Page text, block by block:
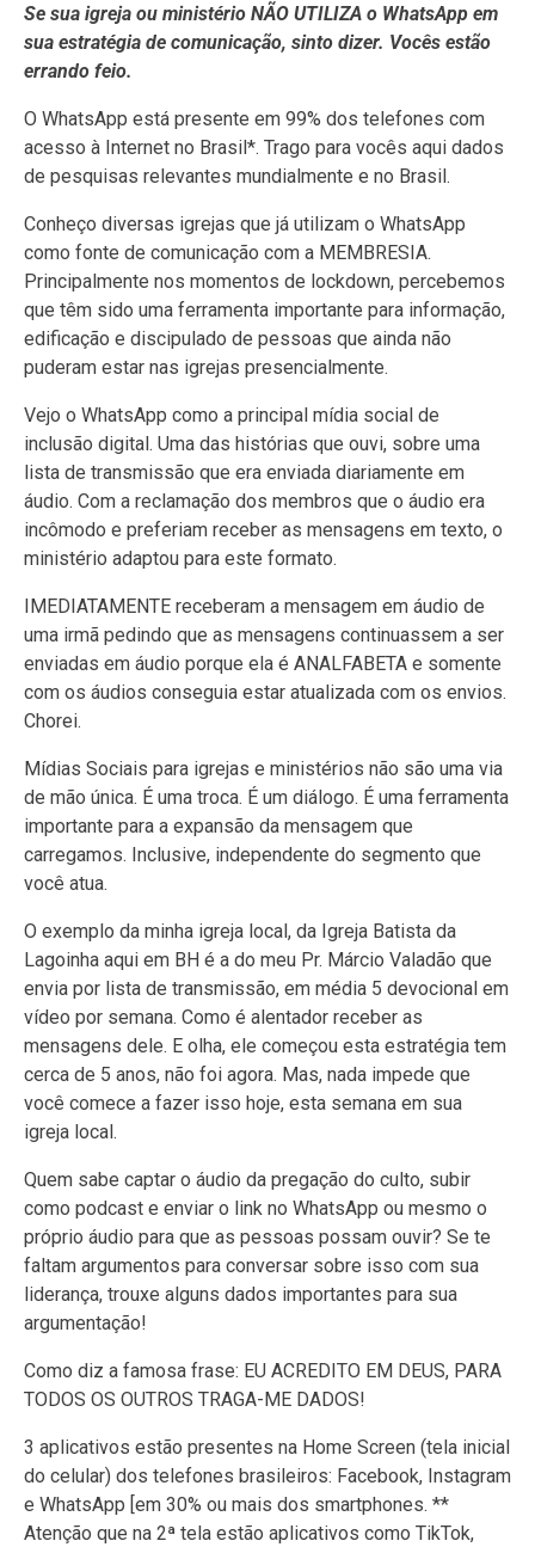
Se sua igreja ou ministério NÃO UTILIZA o WhatsApp em
sua estratégia de comunicação, sinto dizer. Vocês estão
errando feio.
O WhatsApp está presente em 99% dos telefones com
acesso à Internet no Brasil*. Trago para vocês aqui dados
de pesquisas relevantes mundialmente e no Brasil.
Conheço diversas igrejas que já utilizam o WhatsApp
como fonte de comunicação com a MEMBRESIA.
Principalmente nos momentos de lockdown, percebemos
que têm sido uma ferramenta importante para informação,
edificação e discipulado de pessoas que ainda não
puderam estar nas igrejas presencialmente.
Vejo o WhatsApp como a principal mídia social de
inclusão digital. Uma das histórias que ouvi, sobre uma
lista de transmissão que era enviada diariamente em
áudio. Com a reclamação dos membros que o áudio era
incômodo e preferiam receber as mensagens em texto, o
ministério adaptou para este formato.
IMEDIATAMENTE receberam a mensagem em áudio de
uma irmã pedindo que as mensagens continuassem a ser
enviadas em áudio porque ela é ANALFABETA e somente
com os áudios conseguia estar atualizada com os envios.
Chorei.
Mídias Sociais para igrejas e ministérios não são uma via
de mão única. É uma troca. É um diálogo. É uma ferramenta
importante para a expansão da mensagem que
carregamos. Inclusive, independente do segmento que
você atua.
O exemplo da minha igreja local, da Igreja Batista da
Lagoinha aqui em BH é a do meu Pr. Márcio Valadão que
envia por lista de transmissão, em média 5 devocional em
vídeo por semana. Como é alentador receber as
mensagens dele. E olha, ele começou esta estratégia tem
cerca de 5 anos, não foi agora. Mas, nada impede que
você comece a fazer isso hoje, esta semana em sua
igreja local.
Quem sabe captar o áudio da pregação do culto, subir
como podcast e enviar o link no WhatsApp ou mesmo o
próprio áudio para que as pessoas possam ouvir? Se te
faltam argumentos para conversar sobre isso com sua
liderança, trouxe alguns dados importantes para sua
argumentação!
Como diz a famosa frase: EU ACREDITO EM DEUS, PARA
TODOS OS OUTROS TRAGA-ME DADOS!
3 aplicativos estão presentes na Home Screen (tela inicial
do celular) dos telefones brasileiros: Facebook, Instagram
e WhatsApp [em 30% ou mais dos smartphones. **
Atenção que na 2ª tela estão aplicativos como TikTok,